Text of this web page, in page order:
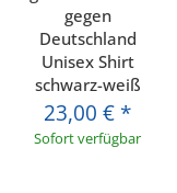
gegen
Deutschland
Unisex Shirt
schwarz-weiß
23,00 € *
Sofort verfügbar